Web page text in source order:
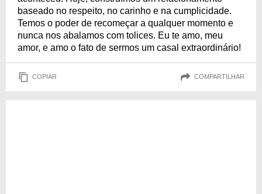
baseado no respeito, no carinho e na cumplicidade.
Temos o poder de recomeçar a qualquer momento e
nunca nos abalamos com tolices. Eu te amo, meu
amor, e amo o fato de sermos um casal extraordinário!
COPIAR COMPARTILHAR